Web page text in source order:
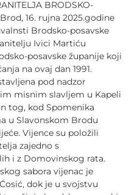
BRODSKO-
16. rujna 2025.godine
Brodsko-posavske
Ivici Martiću
posavske županije koji
na ovaj dan 1991.
pod nadzor
misnim slavljem u Kapeli
tog, kod Spomenika
u Slavonskom Brodu
Vijence su položili
zajedno s
i z Domovinskog rata.
sabora vijenac je
dok je u svojstvu